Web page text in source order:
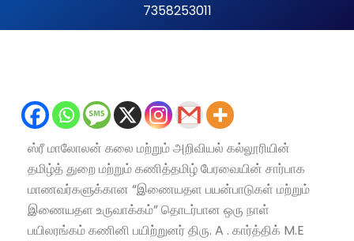
7358253011
ஸ்ரீ மாலோலன் கலை மற்றும் அறிவியல் கல்லூரியின்
தமிழ்த் துறை மற்றும் கணித்தமிழ் பேரவையின் சார்பாக
மாணவர்களுக்கான “இணையதள பயன்பாடுகள் மற்றும்
இணையதள உருவாக்கம்” தொடர்பான ஒரு நாள்
பயிலரங்கம் கணினி பயிற்றுனர் திரு. A . கார்த்திக் M.E